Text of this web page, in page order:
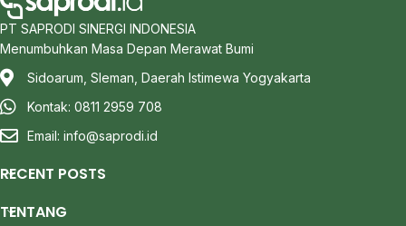
PT SAPRODI SINERGI INDONESIA
Menumbuhkan Masa Depan Merawat Bumi
Sidoarum, Sleman, Daerah Istimewa Yogyakarta
Kontak: 0811 2959 708
Email: info@saprodi.id
RECENT POSTS
TENTANG